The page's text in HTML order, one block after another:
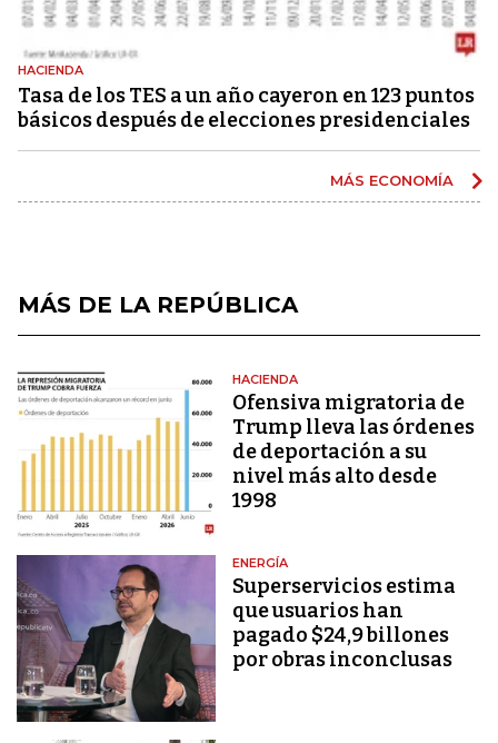
HACIENDA
Tasa de los TES a un año cayeron en 123 puntos
básicos después de elecciones presidenciales
MÁS ECONOMÍA
MÁS DE LA REPÚBLICA
HACIENDA
Ofensiva migratoria de
Trump lleva las órdenes
de deportación a su
nivel más alto desde
1998
ENERGÍA
Superservicios estima
que usuarios han
pagado $24,9 billones
por obras inconclusas